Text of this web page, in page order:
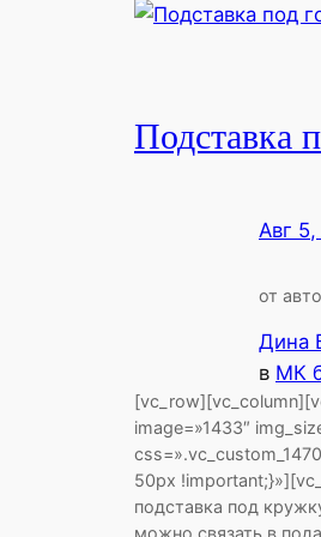
Подставка
Авг
от
Дина
в МК
image=»1433″
50px
подставка под